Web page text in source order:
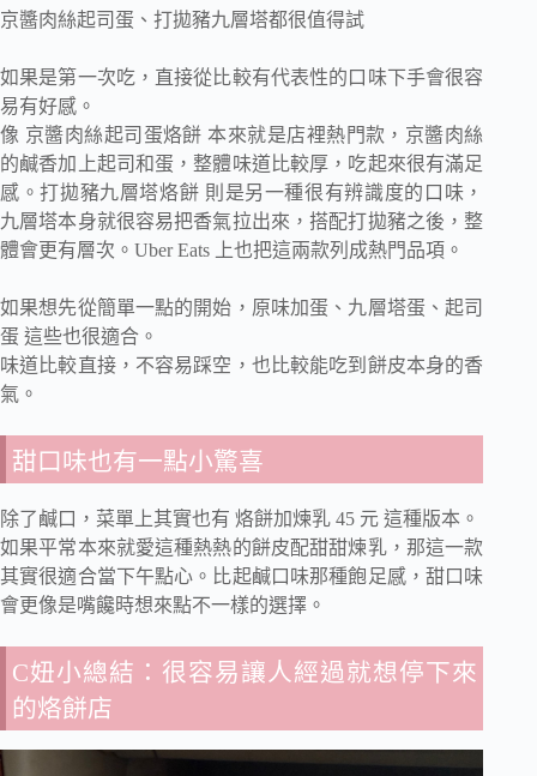
京醬肉絲起司蛋、打拋豬九層塔都很值得試
如果是第一次吃，直接從比較有代表性的口味下手會很容
易有好感。
像 京醬肉絲起司蛋烙餅 本來就是店裡熱門款，京醬肉絲
的鹹香加上起司和蛋，整體味道比較厚，吃起來很有滿足
感。打拋豬九層塔烙餅 則是另一種很有辨識度的口味，
九層塔本身就很容易把香氣拉出來，搭配打拋豬之後，整
體會更有層次。Uber Eats 上也把這兩款列成熱門品項。
如果想先從簡單一點的開始，原味加蛋、九層塔蛋、起司
蛋 這些也很適合。
味道比較直接，不容易踩空，也比較能吃到餅皮本身的香
氣。
甜口味也有一點小驚喜
除了鹹口，菜單上其實也有 烙餅加煉乳 45 元 這種版本。
如果平常本來就愛這種熱熱的餅皮配甜甜煉乳，那這一款
其實很適合當下午點心。比起鹹口味那種飽足感，甜口味
會更像是嘴饞時想來點不一樣的選擇。
C妞小總結：很容易讓人經過就想停下來
的烙餅店